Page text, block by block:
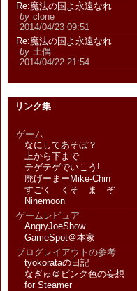
Re:魔法の国よ永遠なれ
by clone
2014/04/23 09:51
Re:魔法の国よ永遠なれ
by 土偶
2014/04/22 21:54
リンク集
ゲーム
なにしてあそぼ？
上から下まで
テゲテゲでいこう!
廃げーまーMike-Chin
すごく くそ ま ぞ
Ninemoon
ゲームレビュア
AngryJoeShow
GameSpot＠本家
ブログレイアウトの参考
tyokorataの日記
なぎゅ＠ピンク色の妄想
for Steamer